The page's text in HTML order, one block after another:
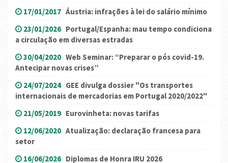
17/01/2017 Áustria: infrações à lei do salário mínimo
23/01/2026 Portugal/Espanha: mau tempo condiciona
a circulação em diversas estradas
30/04/2020 Web Seminar: “Preparar o pós covid-19.
Antecipar novas crises”
24/07/2024 GEE divulga dossier "Os transportes
internacionais de mercadorias em Portugal 2020/2022"
21/05/2019 Eurovinheta: novas tarifas
12/06/2020 Atualização: declaração francesa para
setor
16/06/2026 Diplomas de Honra IRU 2026